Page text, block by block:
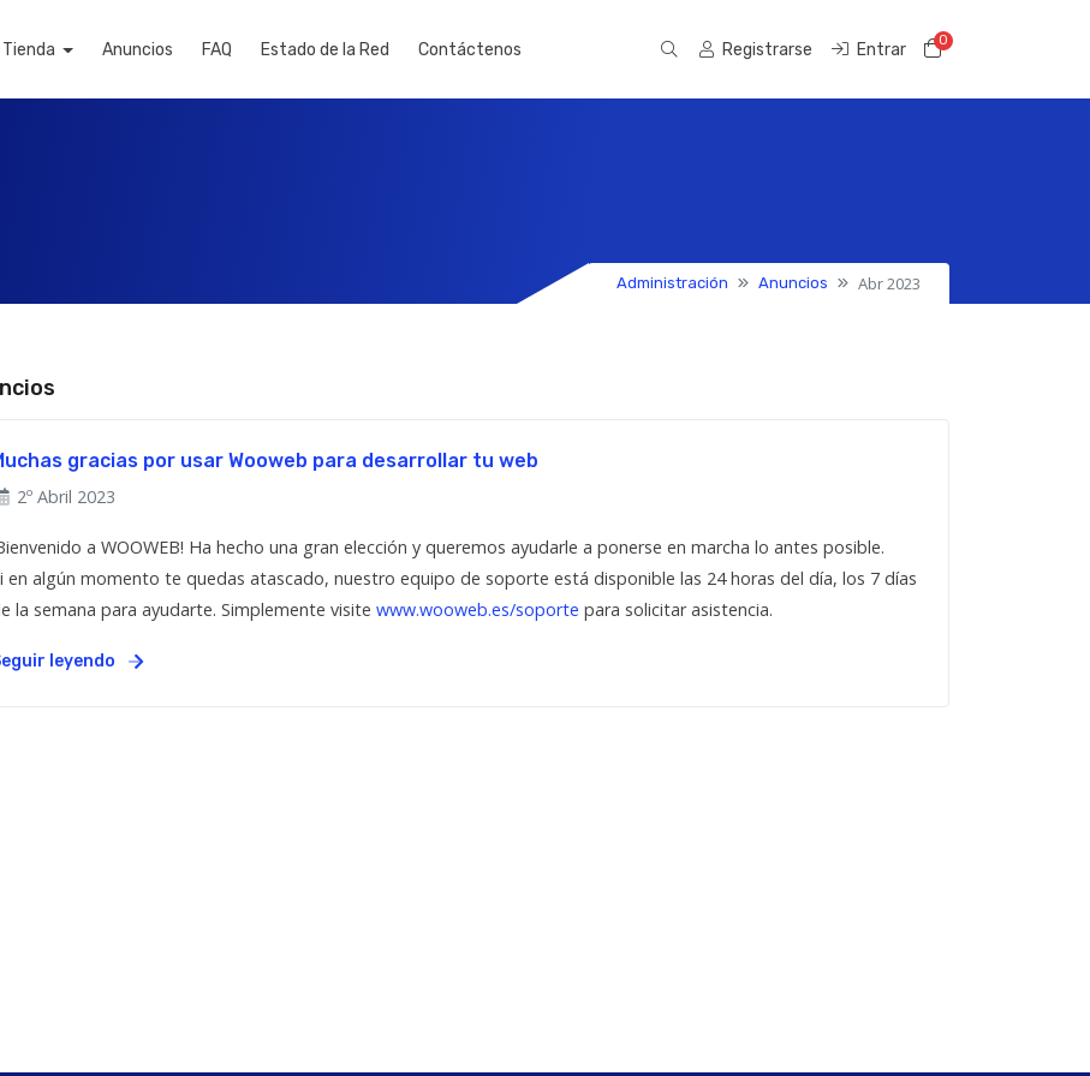
Anuncios FAQ Estado de la Red Contáctenos Registrarse Entrar 0Carro de
Administración Anuncios Abr 2023
gracias por usar Wooweb para desarrollar tu web
2º Abril 2023
a WOOWEB! Ha hecho una gran elección y queremos ayudarle a ponerse en marcha lo antes posible.
en algún momento te quedas atascado, nuestro equipo de soporte está disponible las 24 horas del día, los 7 días
la semana para ayudarte. Simplemente visite www.wooweb.es/soporte para solicitar asistencia.
leyendo